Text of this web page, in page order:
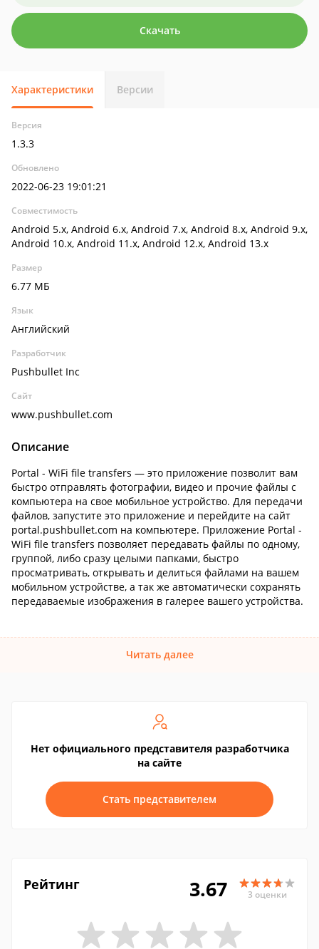
Скачать
Характеристики Версии
Версия
1.3.3
Обновлено
2022-06-23 19:01:21
Совместимость
Android 5.x, Android 6.x, Android 7.x, Android 8.x, Android 9.x,
Android 10.x, Android 11.x, Android 12.x, Android 13.x
Размер
6.77 МБ
Язык
Английский
Разработчик
Pushbullet Inc
Сайт
www.pushbullet.com
Описание
Portal - WiFi file transfers — это приложение позволит вам
быстро отправлять фотографии, видео и прочие файлы с
компьютера на свое мобильное устройство. Для передачи
файлов, запустите это приложение и перейдите на сайт
portal.pushbullet.com на компьютере. Приложение Portal -
WiFi file transfers позволяет передавать файлы по одному,
группой, либо сразу целыми папками, быстро
просматривать, открывать и делиться файлами на вашем
мобильном устройстве, а так же автоматически сохранять
передаваемые изображения в галерее вашего устройства.
Читать далее
Нет официального представителя разработчика
на сайте
Стать представителем
Рейтинг 3.67 3 оценки